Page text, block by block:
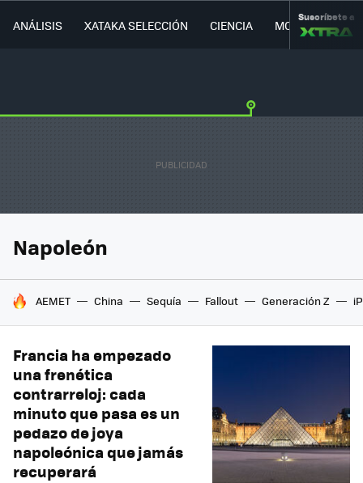
ANÁLISIS XATAKA SELECCIÓN CIENCIA MOVILIDAD
Suscríbete a
Napoleón
HOY SE HABLA DE
AEMET China Sequía Fallout Generación Z
Francia ha empezado
una frenética
contrarreloj: cada
minuto que pasa es un
pedazo de joya
napoleónica que jamás
recuperará